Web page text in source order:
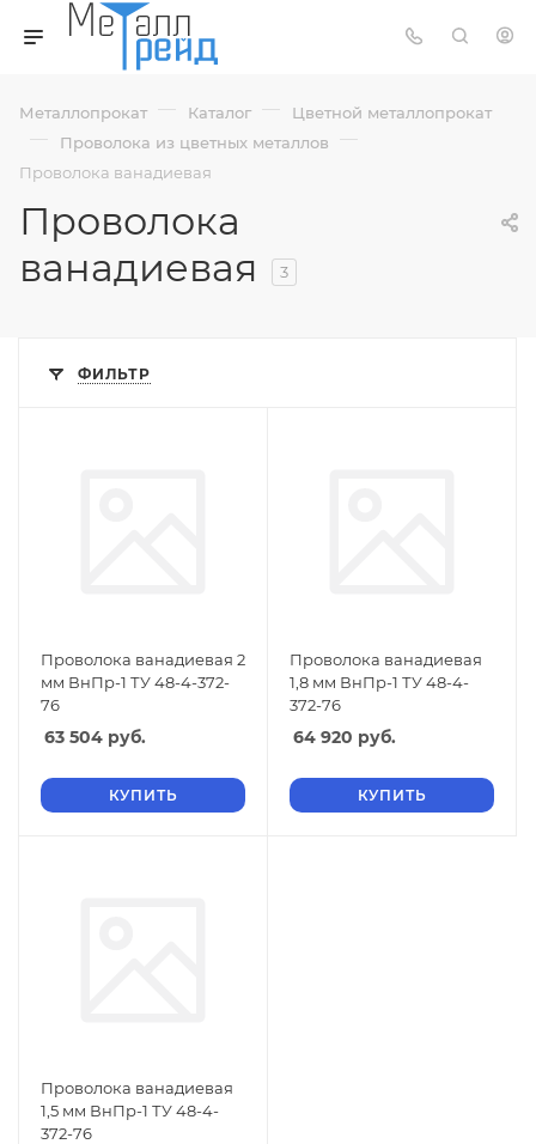
Металлопрокат — Каталог — Цветной металлопрокат
— Проволока из цветных металлов —
Проволока ванадиевая
Проволока
ванадиевая
3
ФИЛЬТР
Проволока ванадиевая 2
мм ВнПр-1 ТУ 48-4-372-
76
63 504 руб.
КУПИТЬ
Проволока ванадиевая
1,8 мм ВнПр-1 ТУ 48-4-
372-76
64 920 руб.
КУПИТЬ
Проволока ванадиевая
1,5 мм ВнПр-1 ТУ 48-4-
372-76